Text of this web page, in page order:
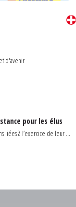
d'avenir
pour les élus
liées à l’exercice de leur ...